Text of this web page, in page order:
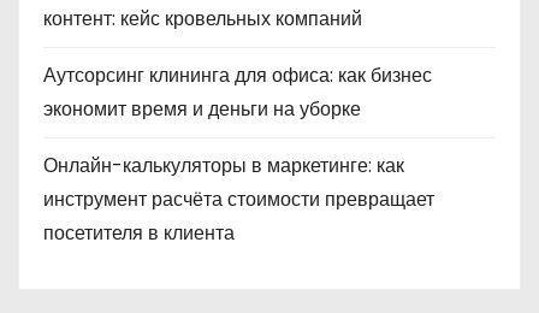
контент: кейс кровельных компаний
Аутсорсинг клининга для офиса: как бизнес
экономит время и деньги на уборке
Онлайн-калькуляторы в маркетинге: как
инструмент расчёта стоимости превращает
посетителя в клиента